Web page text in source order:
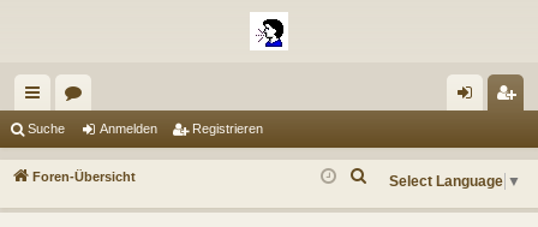
ch
ne en m ist
Suche Anmelden Registrieren
Foren-Übersicht Select Language ▼